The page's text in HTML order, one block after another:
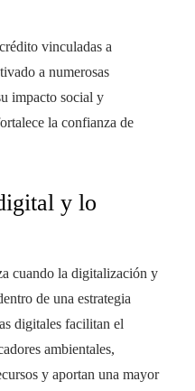
vinculadas a
a numerosas
impacto social y
la confianza de
y lo
cuando la digitalización y
de una estrategia
digitales facilitan el
ambientales,
y aportan una mayor